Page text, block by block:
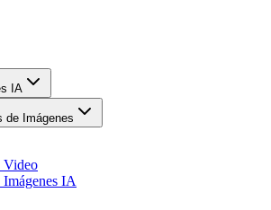
IA
de Imágenes
Video
IA